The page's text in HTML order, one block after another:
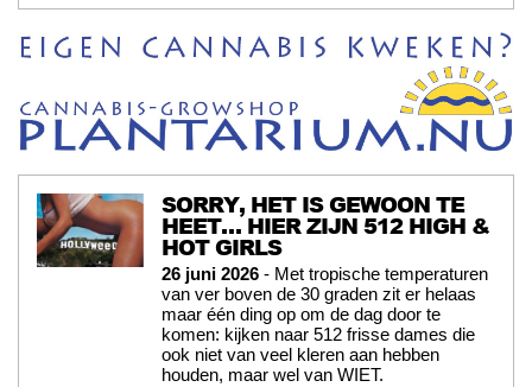
SORRY, HET IS GEWOON TE
HEET… HIER ZIJN 512 HIGH &
HOT GIRLS
26 juni 2026 - Met tropische temperaturen
van ver boven de 30 graden zit er helaas
maar één ding op om de dag door te
komen: kijken naar 512 frisse dames die
ook niet van veel kleren aan hebben
houden, maar wel van WIET.